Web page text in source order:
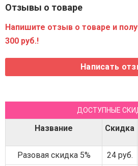
Отзывы о товаре
Напишите отзыв о товаре и
300 руб.!
ДОСТУПНЫЕ
Название Скидка
Разовая скидка 5% 24 руб.